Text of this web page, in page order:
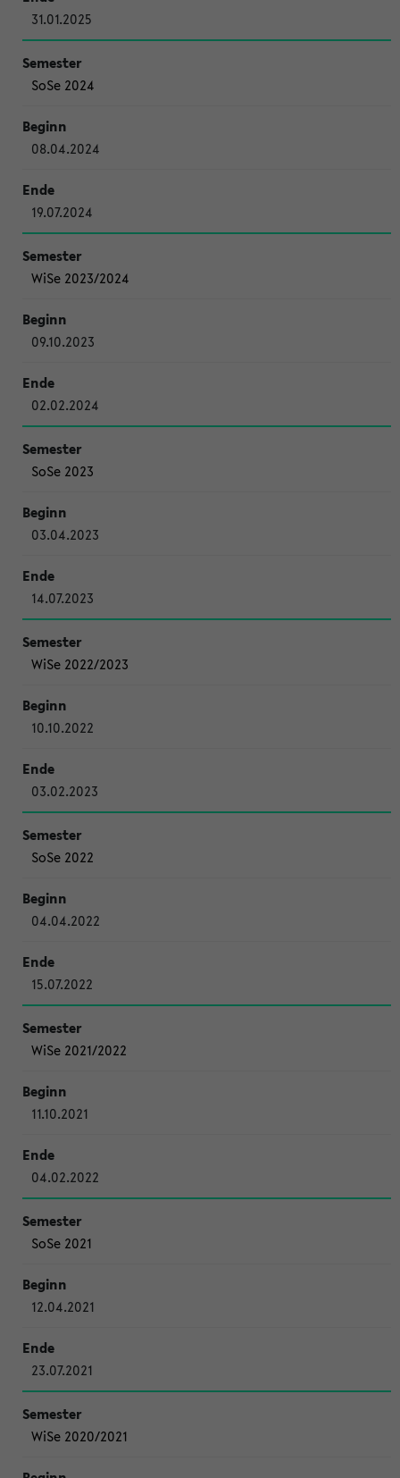
31.01.2025
SoSe 2024
08.04.2024
19.07.2024
WiSe 2023/2024
09.10.2023
02.02.2024
SoSe 2023
03.04.2023
14.07.2023
WiSe 2022/2023
10.10.2022
03.02.2023
SoSe 2022
04.04.2022
15.07.2022
WiSe 2021/2022
11.10.2021
04.02.2022
SoSe 2021
12.04.2021
23.07.2021
WiSe 2020/2021